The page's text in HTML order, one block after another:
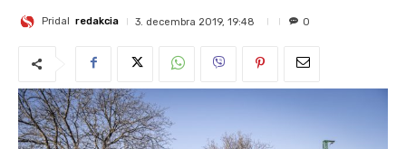
Pridal redakcia 3. decembra 2019, 19:48 0